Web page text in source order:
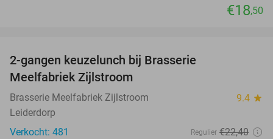
€18,50
2-gangen keuzelunch bij Brasserie
Meelfabriek Zijlstroom
Brasserie Meelfabriek Zijlstroom 9.4 star
Leiderdorp
Verkocht: 481
Regulier €22,40